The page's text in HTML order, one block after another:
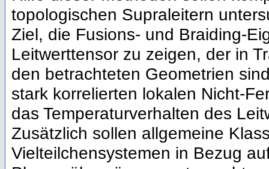
topologischen Supraleitern
Ziel, die Fusions- und Braiding-
Leitwerttensor zu zeigen, der in
den betrachteten Geometrien
stark korrelierten lokalen Nicht-
das Temperaturverhalten des
Zusätzlich sollen allgemeine
Vielteilchensystemen in Bezug